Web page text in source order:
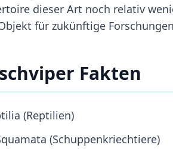
dieser Art noch relativ
für zukünftige
Fakten
(Reptilien)
(Schuppenkriechtiere)